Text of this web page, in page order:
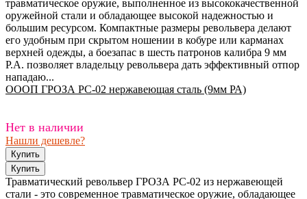
травматическое оружие, выполненное из высококачественной
оружейной стали и обладающее высокой надежностью и
большим ресурсом. Компактные размеры револьвера делают
его удобным при скрытом ношении в кобуре или карманах
верхней одежды, а боезапас в шесть патронов калибра 9 мм
P.A. позволяет владельцу револьвера дать эффективный отпор
нападаю...
ОООП ГРОЗА РС-02 нержавеющая сталь (9мм РА)
Нет в наличии
Нашли дешевле?
Травматический револьвер ГРОЗА РС-02 из нержавеющей
стали - это современное травматическое оружие, обладающее